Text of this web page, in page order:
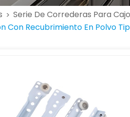
> Serie De Correderas Para
Con Recubrimiento En Polvo